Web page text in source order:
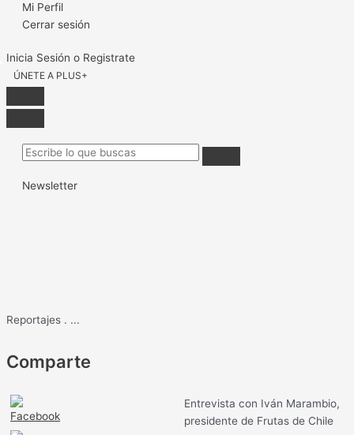
Mi Perfil
Cerrar sesión
Inicia Sesión o Registrate
ÚNETE A PLUS+
Newsletter
Reportajes . ...
Comparte
Entrevista con Iván Marambio,
presidente de Frutas de Chile